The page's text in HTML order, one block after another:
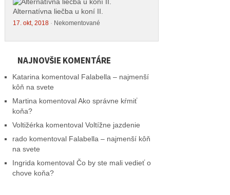
Alternatívna liečba u koní II.
17. okt, 2018· Nekomentované
NAJNOVŠIE KOMENTÁRE
Katarina komentoval Falabella – najmenší
kôň na svete
Martina komentovalAko správne kŕmiť
koňa?
Voltižérka komentoval Voltížne jazdenie
radokomentoval Falabella – najmenší kôň
na svete
Ingrida komentoval Čo by ste mali vedieť o
chove koňa?